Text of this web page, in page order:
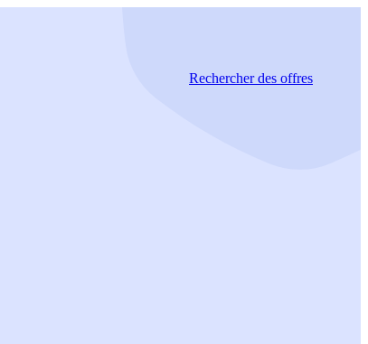
Rechercherdes offres